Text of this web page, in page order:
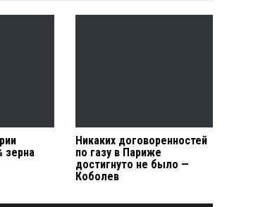
зерна
Никаких договоренностей
по газу в Париже
достигнуто не было —
Коболев